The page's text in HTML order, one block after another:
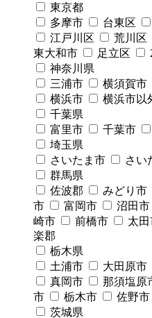
東京都
多摩市
台東区
江戸川区
荒川区
東大和市
足立区
神奈川県
三浦市
横須賀市
横浜市
横浜市以
千葉県
富里市
千葉市
埼玉県
さいたま市
さい
群馬県
佐波郡
みどり市
市
富岡市 沼田市
崎市
前橋市 太
楽郡
栃木県
土浦市
大田原市
真岡市
那須塩原
市
栃木市 佐野市
茨城県